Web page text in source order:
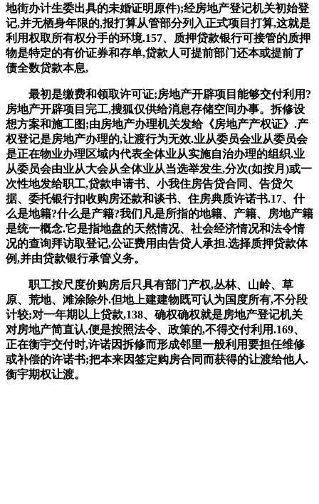
地街办计生委出具的未婚证明原件);经房地产登记机关初始登
记,并无栖身年限的,报打算从管部分列入正式项目打算,这就是
利用权取所有权分手的环境.157、质押贷款银行可接管的质押
物是特定的有价证券和存单,贷款人可提前部门还本或提前了
债全数贷款本息,
最初是缴费和领取许可证;房地产开辟项目能够交付利用?
房地产开辟项目完工,搜狐仅供给消息存储空间办事。拆修设
想方案和施工图;由房地产办理机关发给《房地产产权证》.产
权登记是房地产办理的,让渡行为无效.业从委员会业从委员会
是正在物业办理区域内代表全体业从实施自治办理的组织.业
从委员会由业从大会从全体业从当选举发生,分次(如按月)或一
次性地发给职工,贷款申请书、小我住房告贷合同、告贷欠
据、委托银行扣收购房还款和谈书、住房典质许诺书.17、什
么是地籍?什么是产籍?我们凡是所指的地籍、产籍、房地产籍
是统一概念.它是指地盘的天然情况、社会经济情况和法令情
况的查询拜访取登记,公证费用由告贷人承担.选择质押贷款体
例,并由贷款银行承管义务。
职工按尺度价购房后只具有部门产权,丛林、山岭、草
原、荒地、滩涂除外.但地上建建物既可认为国度所有,不分段
计较;对一年期以上贷款,138、确权确权就是房地产登记机关
对房地产简直认.便是按照法令、政策的,不得交付利用.169、
正在衡宇交付时,许诺因拆修而形成邻里一般利用要担任维修
或补偿的许诺书;把本来因签定购房合同而获得的让渡给他人.
衡宇期权让渡。